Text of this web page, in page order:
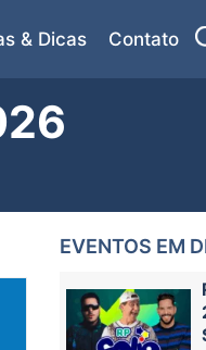
& Dicas Contato
EVENTOS EM